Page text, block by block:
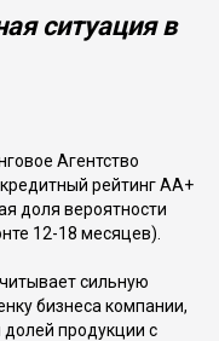
ситуация в
Агентство
рейтинг АА+
доля вероятности
12-18 месяцев).
сильную
бизнеса компании,
долей продукции с